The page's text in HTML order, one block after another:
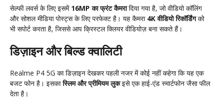
सेल्फी लवर्स के लिए इसमें 16MP का फ्रंट कैमरादिया गया है, जो वीडियो कॉलिंग
और सोशल मीडिया पोस्ट्स के लिए परफेक्ट है। यह कैमरा 4K वीडियो रिकॉर्डिंगको
भी सपोर्ट करता है, जिससे आप क्रिस्टल क्लियर वीडियोज़ बना सकते हैं।
डिज़ाइन और बिल्ड क्वालिटी
Realme P4 5G का डिज़ाइन देखकर पहली नजर में कोई नहीं कहेगा कि यह एक
बजट फोन है। इसकास्लिम और प्रीमियम लुकइसे एक हाई-एंड स्मार्टफोन जैसा फील
देता है।